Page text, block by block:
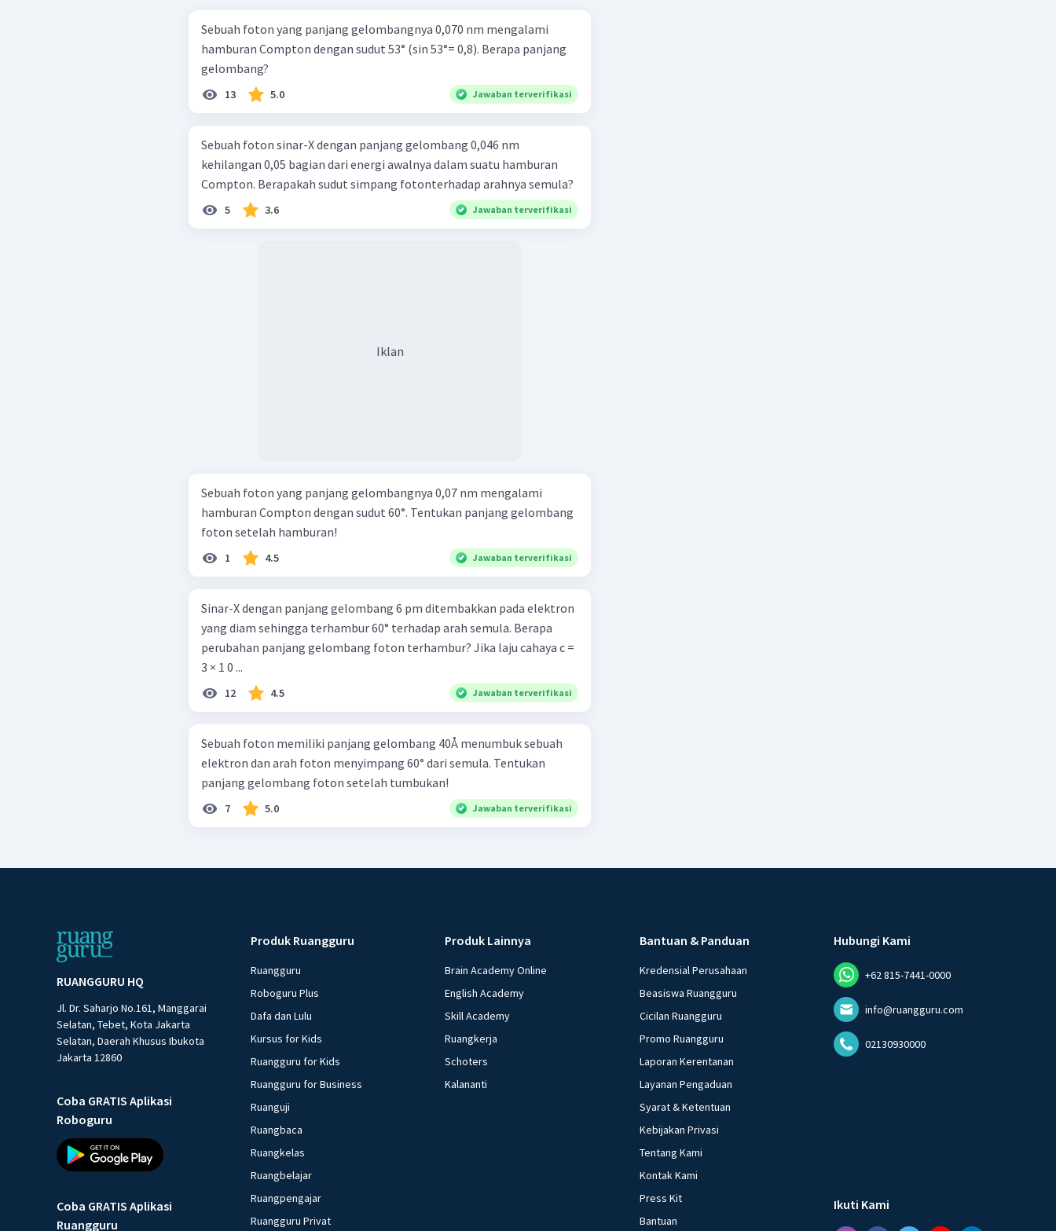
Sebuah foton yang panjang gelombangnya 0,070 nm mengalami
hamburan Compton dengan sudut 53° (sin 53°= 0,8). Berapa panjang
gelombang?
13 5.0 Jawaban terverifikasi
Sebuah foton sinar-X dengan panjang gelombang 0,046 nm
kehilangan 0,05 bagian dari energi awalnya dalam suatu hamburan
Compton. Berapakah sudut simpang fotonterhadap arahnya semula?
5 3.6 Jawaban terverifikasi
Iklan
Sebuah foton yang panjang gelombangnya 0,07 nm mengalami
hamburan Compton dengan sudut 60°. Tentukan panjang gelombang
foton setelah hamburan!
1 4.5 Jawaban terverifikasi
Sinar-X dengan panjang gelombang 6 pm ditembakkan pada elektron
yang diam sehingga terhambur 60° terhadap arah semula. Berapa
perubahan panjang gelombang foton terhambur? Jika laju cahaya c =
3 × 1 0 ...
12 4.5 Jawaban terverifikasi
Sebuah foton memiliki panjang gelombang 40Å menumbuk sebuah
elektron dan arah foton menyimpang 60° dari semula. Tentukan
panjang gelombang foton setelah tumbukan!
7 5.0 Jawaban terverifikasi
RUANGGURU HQ
Jl. Dr. Saharjo No.161, Manggarai
Selatan, Tebet, Kota Jakarta
Selatan, Daerah Khusus Ibukota
Jakarta 12860
Coba GRATIS Aplikasi
Roboguru
Coba GRATIS Aplikasi
Ruangguru
Produk Ruangguru
Ruangguru
Roboguru Plus
Dafa dan Lulu
Kursus for Kids
Ruangguru for Kids
Ruangguru for Business
Ruanguji
Ruangbaca
Ruangkelas
Ruangbelajar
Ruangpengajar
Ruangguru Privat
Produk Lainnya
Brain Academy Online
English Academy
Skill Academy
Ruangkerja
Schoters
Kalananti
Bantuan & Panduan
Kredensial Perusahaan
Beasiswa Ruangguru
Cicilan Ruangguru
Promo Ruangguru
Laporan Kerentanan
Layanan Pengaduan
Syarat & Ketentuan
Kebijakan Privasi
Tentang Kami
Kontak Kami
Press Kit
Bantuan
Hubungi Kami
+62 815-7441-0000
info@ruangguru.com
02130930000
Ikuti Kami